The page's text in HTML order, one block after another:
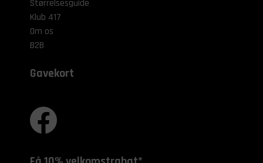
Størrelsesguide
Klub 417
Om os
B2B
Gavekort